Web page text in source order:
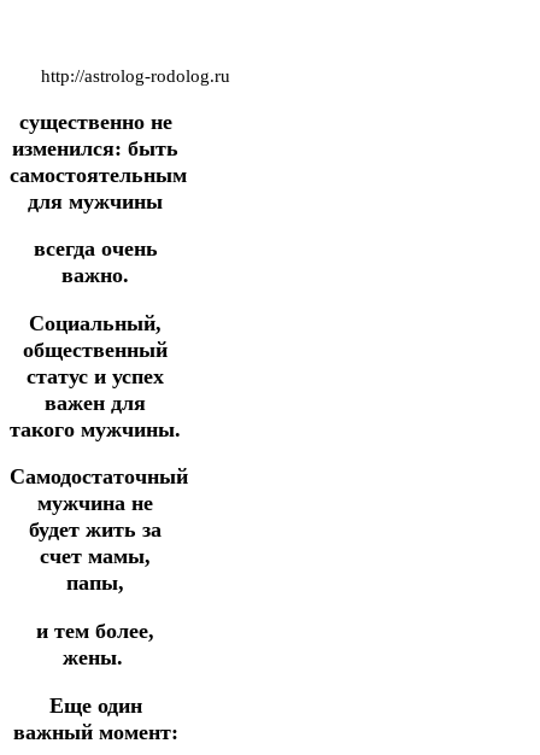
http://astrolog-rodolog.ru
существенно не
изменился: быть
самостоятельным
для мужчины
всегда очень
важно.
Социальный,
общественный
статус и успех
важен для
такого мужчины.
Самодостаточный
мужчина не
будет жить за
счет мамы,
папы,
и тем более,
жены.
Еще один
важный момент: